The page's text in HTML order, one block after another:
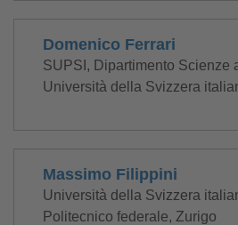
Domenico Ferrari
SUPSI, Dipartimento Scienze
Università della Svizzera
Massimo Filippini
Università della Svizzera
Politecnico federale, Zurigo